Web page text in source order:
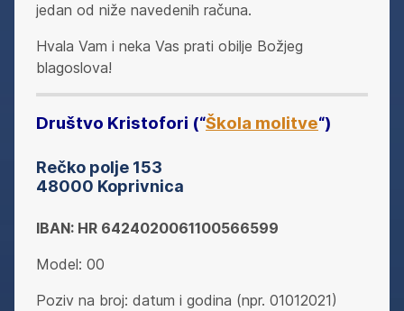
jedan od niže navedenih računa.
Hvala Vam i neka Vas prati obilje Božjeg
blagoslova!
Društvo Kristofori (“Škola molitve“)
Rečko polje 153
48000 Koprivnica
IBAN: HR 6424020061100566599
Model: 00
Poziv na broj: datum i godina (npr. 01012021)